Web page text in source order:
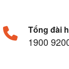
Tổng đài
1900